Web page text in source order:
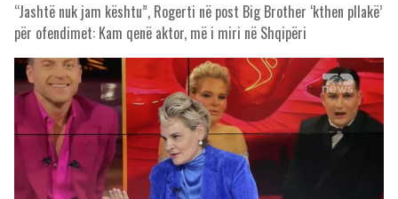
“Jashtë nuk jam kështu”, Rogerti në post Big Brother ‘kthen pllakë’
për ofendimet: Kam qenë aktor, më i miri në Shqipëri